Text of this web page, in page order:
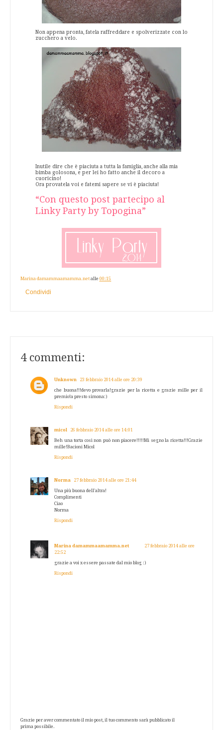
Non appena pronta, fatela raffreddare e spolverizzate con lo
zucchero a velo.
Inutile dire che è piaciuta a tutta la famiglia, anche alla mia
bimba golosona, e per lei ho fatto anche il decoro a
cuoricino!
Ora provatela voi e fatemi sapere se vi è piaciuta!
“Con questo post partecipo al
Linky Party by Topogina”
Marina damammaamamma.net alle 00:15
Condividi
4 commenti:
Unknown 23 febbraio 2014 alle ore 20:39
che buona!!!devo provarla!grazie per la ricetta e grazie mille per il
premio!a presto simona:)
Rispondi
micol 26 febbraio 2014 alle ore 14:01
Beh una torta così non può non piacere!!!!!Mi segno la ricetta!!!Grazie
mille!Bacioni Micol
Rispondi
Norma 27 febbraio 2014 alle ore 21:44
Una più buona dell'altra!
Complimenti
Ciao
Norma
Rispondi
Marina damammaamamma.net
27 febbraio 2014 alle ore
22:52
grazie a voi x essere passate dal mio blog :)
Rispondi
Grazie per aver commentato il mio post, il tuo commento sarà pubblicato il
prima possibile.